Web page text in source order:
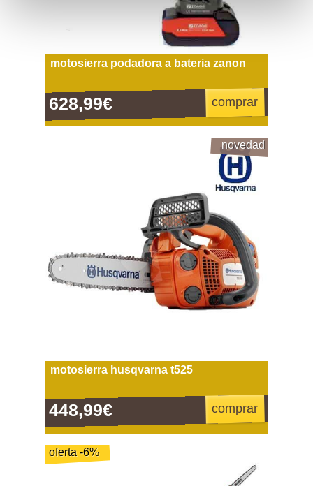
motosierra podadora a bateria zanon
628,99€ comprar
novedad
motosierra husqvarna t525
448,99€ comprar
oferta -6%